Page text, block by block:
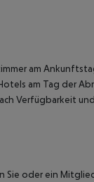
am
am Tag der
Verfügbarkeit
oder ein